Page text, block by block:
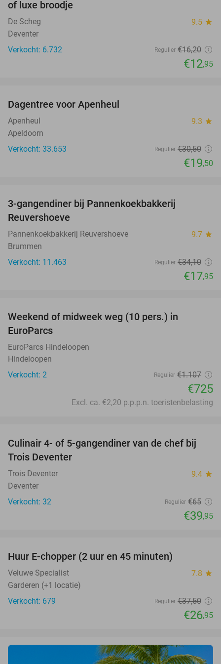
of luxe broodje
De Scheg 9.5 star
Deventer
Verkocht: 6.732
Regulier €16,20
€12,95
Dagentree voor Apenheul
Apenheul 9.3 star
Apeldoorn
Verkocht: 33.653
Regulier €30,50
€19,50
3-gangendiner bij Pannenkoekbakkerij
Reuvershoeve
Pannenkoekbakkerij Reuvershoeve 9.7 star
Brummen
Verkocht: 11.463
Regulier €34,10
€17,95
Weekend of midweek weg (10 pers.) in
EuroParcs
EuroParcs Hindeloopen
Hindeloopen
Verkocht: 2
Regulier €1.107
€725
Excl. ca. €2,20 p.p.p.n. toeristenbelasting
39%
Culinair 4- of 5-gangendiner van de chef bij
Trois Deventer
Trois Deventer 9.4 star
Deventer
Verkocht: 32
Regulier €65
€39,95
Huur E-chopper (2 uur en 45 minuten)
Veluwe Specialist 7.8 star
Garderen (+1 locatie)
Verkocht: 679
Regulier €37,50
€26,95